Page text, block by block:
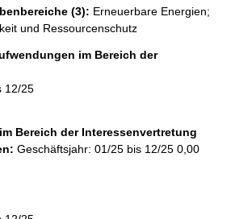
(3): Erneuerbare Energien;
und Ressourcenschutz
im Bereich der
12/25
Bereich der Interessenvertretung
Geschäftsjahr: 01/25 bis 12/25 0,00